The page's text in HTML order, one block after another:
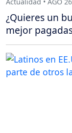
Actualidad • AGO
¿Quieres un
mejor